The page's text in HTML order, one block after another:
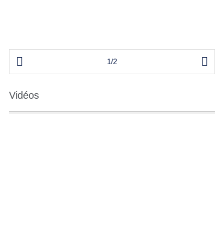
 1/2 
Vidéos